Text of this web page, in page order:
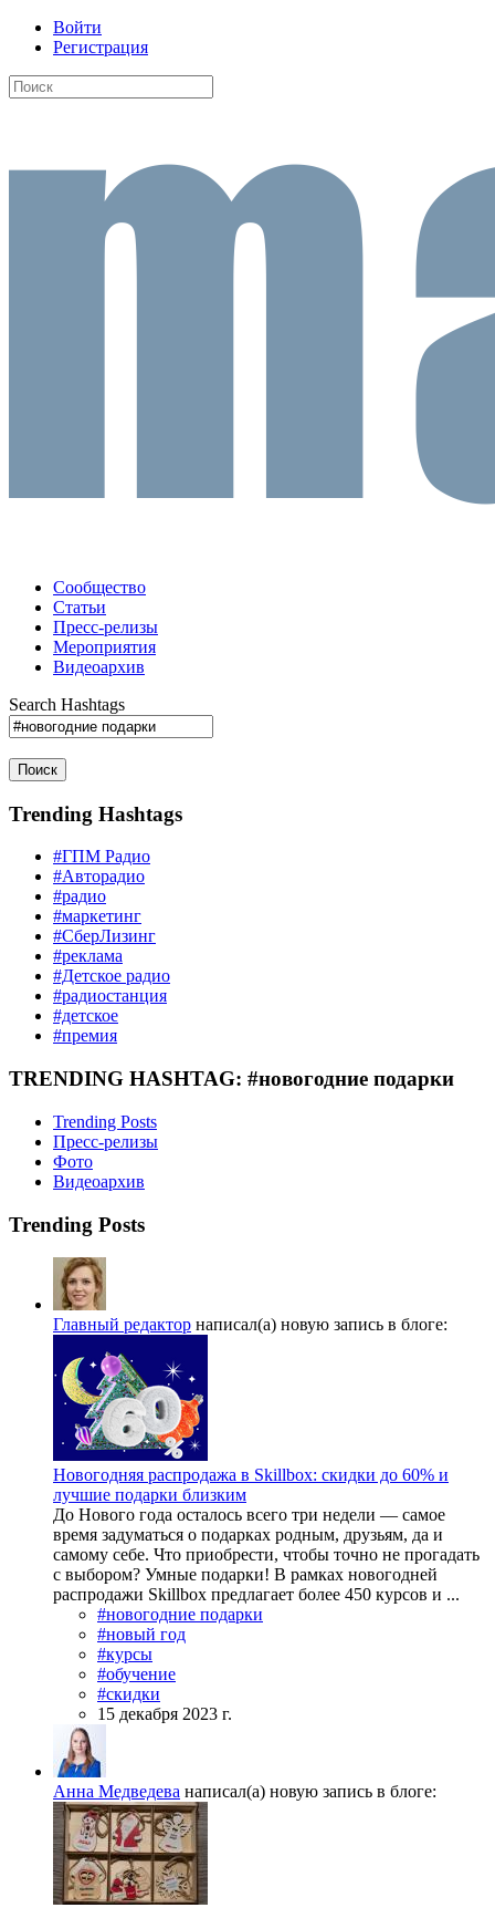
Войти
Регистрация
Сообщество
Статьи
Пресс-релизы
Мероприятия
Видеоархив
Search Hashtags
Поиск
Trending Hashtags
#ГПМ Радио
#Авторадио
#радио
#маркетинг
#СберЛизинг
#реклама
#Детское радио
#радиостанция
#детское
#премия
TRENDING HASHTAG: #новогодние подарки
Trending Posts
Пресс-релизы
Фото
Видеоархив
Trending Posts
Главный редактор написал(а) новую запись в блоге:
Новогодняя распродажа в Skillbox: скидки до 60% и
лучшие подарки близким
До Нового года осталось всего три недели — самое
время задуматься о подарках родным, друзьям, да и
самому себе. Что приобрести, чтобы точно не прогадать
с выбором? Умные подарки! В рамках новогодней
распродажи Skillbox предлагает более 450 курсов и ...
#новогодние подарки
#новый год
#курсы
#обучение
#скидки
15 декабря 2023 г.
Анна Медведева написал(а) новую запись в блоге: